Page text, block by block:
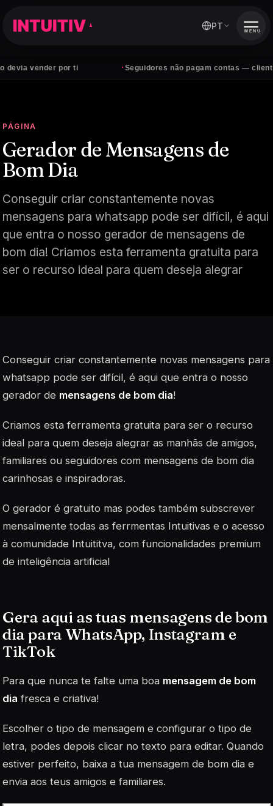
por ti Seguidores não pagam contas — clientes sim
PT MENU
PÁGINA
Gerador de Mensagens de
Bom Dia
Conseguir criar constantemente novas
mensagens para whatsapp pode ser difícil, é aqui
que entra o nosso gerador de mensagens de
bom dia! Criamos esta ferramenta gratuita para
ser o recurso ideal para quem deseja alegrar
Conseguir criar constantemente novas mensagens para
whatsapp pode ser difícil, é aqui que entra o nosso
gerador de mensagens de bom dia!
Criamos esta ferramenta gratuita para ser o recurso
ideal para quem deseja alegrar as manhãs de amigos,
familiares ou seguidores com mensagens de bom dia
carinhosas e inspiradoras.
O gerador é gratuito mas podes também subscrever
mensalmente todas as ferrmentas Intuitivas e o acesso
à comunidade Intuititva, com funcionalidades premium
de inteligência artificial
Gera aqui as tuas mensagens de bom
dia para WhatsApp, Instagram e
TikTok
Para que nunca te falte uma boa mensagem de bom
dia fresca e criativa!
Escolher o tipo de mensagem e configurar o tipo de
letra, podes depois clicar no texto para editar. Quando
estiver perfeito, baixa a tua mensagem de bom dia e
envia aos teus amigos e familiares.